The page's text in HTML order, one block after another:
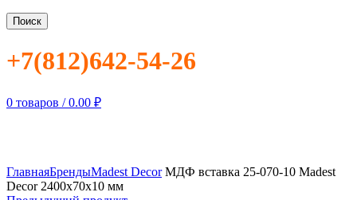
Поиск
+7(812)642-54-26
0 товаров / 0.00 ₽
ГлавнаяБрендыMadest DecorМДФ вставка 25-070-10 Madest
Decor 2400х70х10 мм